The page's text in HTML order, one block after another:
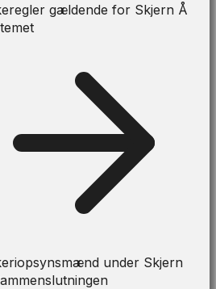
gældende for Skjern Å
under Skjern